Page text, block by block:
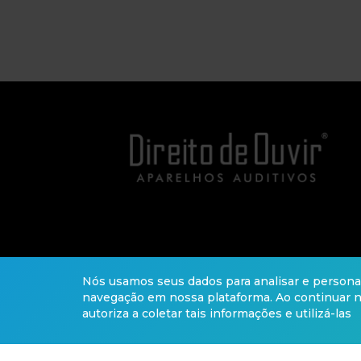
Nós usamos seus dados para analisar e
navegação em nossa plataforma. Ao continuar
autoriza a coletar tais informações e utilizá-las